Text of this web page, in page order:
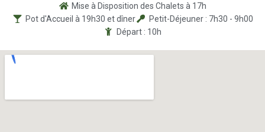
Mise à Disposition des Chalets à 17h
Pot d'Accueil à 19h30 et dîner
Petit-Déjeuner : 7h30 - 9h00
Départ : 10h